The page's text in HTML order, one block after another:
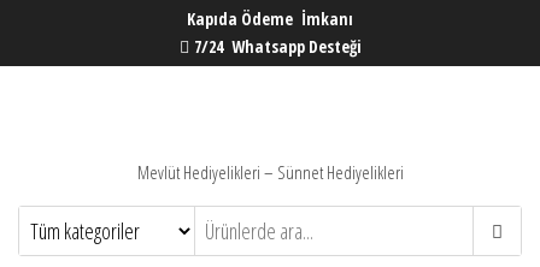
Kapıda Ödeme İmkanı
7/24 Whatsapp Desteği
Mevlüt Hediyelikleri – Sünnet Hediyelikleri